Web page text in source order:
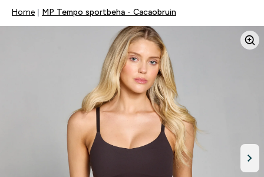
Home MP Tempo sportbeha - Cacaobruin